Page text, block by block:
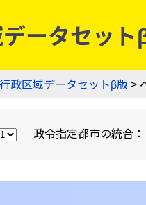
ータセッ
政区域データセットβ版 >
政令指定都市の統合：